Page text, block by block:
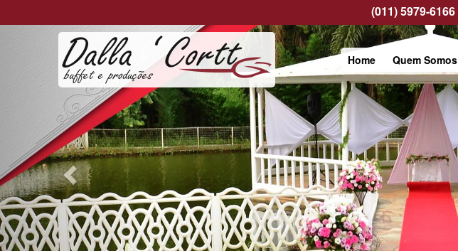
(011) 5979-6166
Home Quem Somos